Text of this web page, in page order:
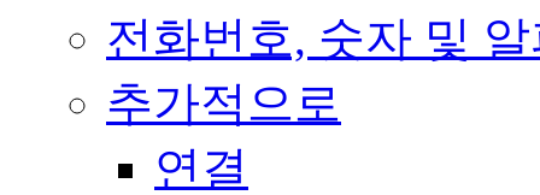
전화번호, 숫자 및
추가적으로
연결